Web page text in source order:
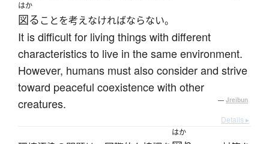
はか
図ることを考えなければならない。
It is difficult for living things with different
characteristics to live in the same environment.
However, humans must also consider and strive
toward peaceful coexistence with other
creatures.
— Jreibun
Details ▸
はか